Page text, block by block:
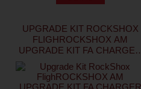
UPGRADE KIT ROCKSHOX
FLIGHROCKSHOX AM
UPGRADE KIT FA CHARGER
RD2 SID SL A2T ATTENDANT
CHARGER RACE DAY 2 - SID
SL C1-D1+ (2021+)